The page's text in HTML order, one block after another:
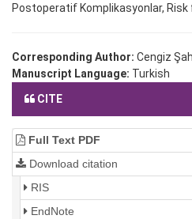
Postoperatif Komplikasyonlar, Risk
Corresponding Author: Cengiz
Manuscript Language: Turkish
CITE
Full Text PDF
Download citation
RIS
EndNote